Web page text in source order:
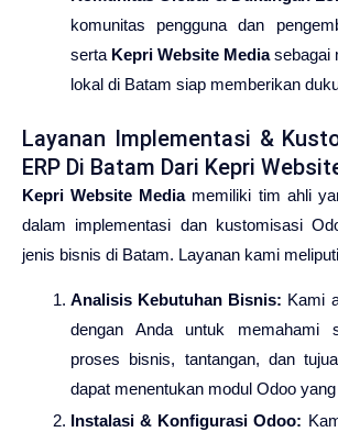
komunitas pengguna dan
serta Kepri Website Mediasebagai
lokal di Batam siap memberikan
Layanan Implementasi &
ERP Di Batam Dari Kepri
Kepri Website Mediamemiliki tim ahli
dalam implementasi dan kustomisasi
jenis bisnis di Batam. Layanan kami
Analisis Kebutuhan Bisnis: Kami
dengan Anda untuk memahami
proses bisnis, tantangan, dan
dapat menentukan modul Odoo
Instalasi & Konfigurasi Odoo: